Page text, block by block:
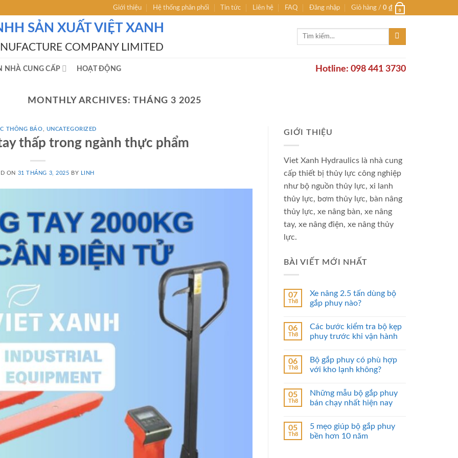
Giới thiệu Hệ thống phân phối Tin tức Liên hệ FAQ Đăng nhập Giỏ hàng / 0 ₫ 0
SẢN XUẤT VIỆT XANH
COMPANY LIMITED
Tìm
NHÀ CUNG CẤP HOẠT ĐỘNG Hotline: 098 441 3730
MONTHLY ARCHIVES: THÁNG 3 2025
THÔNG BÁO UNCATEGORIZED
thấp trong ngành thực phẩm
ON 31 THÁNG 3, 2025 BY LINH
GIỚI THIỆU
Viet Xanh Hydraulics là nhà cung
cấp thiết bị thủy lực công nghiệp
như bộ nguồn thủy lực, xi lanh
thủy lực, bơm thủy lực, bàn nâng
thủy lực, xe nâng bàn, xe nâng
tay, xe nâng điện, xe nâng thủy
lực.
BÀI VIẾT MỚI NHẤT
07
Th8
Xe nâng 2.5 tấn dùng bộ
gắp phuy nào?
06
Th8
Các bước kiểm tra bộ kẹp
phuy trước khi vận hành
06
Th8
Bộ gắp phuy có phù hợp
với kho lạnh không?
05
Th8
Những mẫu bộ gắp phuy
bán chạy nhất hiện nay
05
Th8
5 mẹo giúp bộ gắp phuy
bền hơn 10 năm